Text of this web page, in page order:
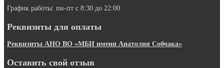
График работы: пн-пт с 8:30 до 22:00
Реквизиты для оплаты
Реквизиты АНО ВО «МБИ имени Анатолия Собчака»
Оставить свой отзыв